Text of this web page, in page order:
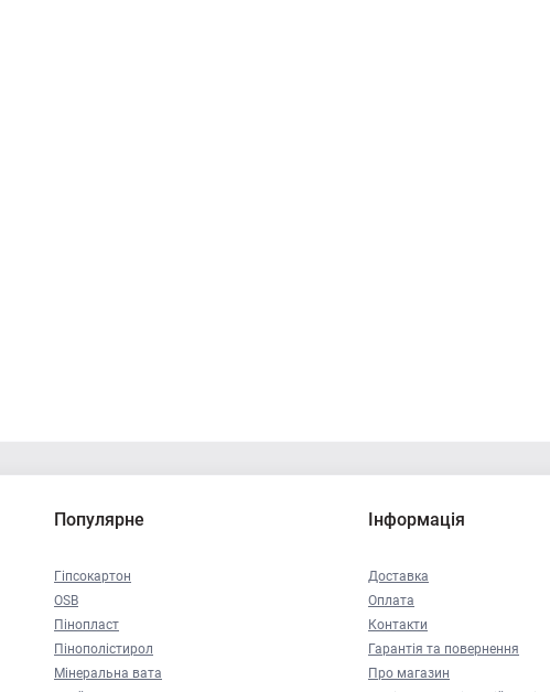
Популярне
Гіпсокартон
OSB
Пінопласт
Пінополістирол
Мінеральна вата
Інформація
Доставка
Оплата
Контакти
Гарантія та повернення
Про магазин